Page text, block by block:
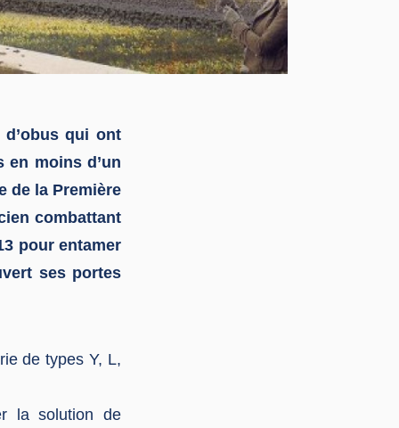
qui ont
en moins d’un
de la Première
combattant
pour entamer
ses portes
de types Y, L,
la solution de